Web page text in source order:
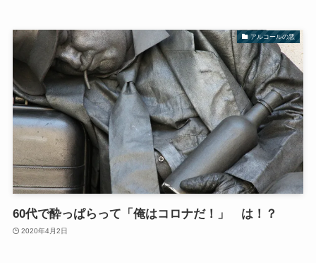
アルコールの悪
60代で酔っぱらって「俺はコロナだ！」 は！？
2020年4月2日